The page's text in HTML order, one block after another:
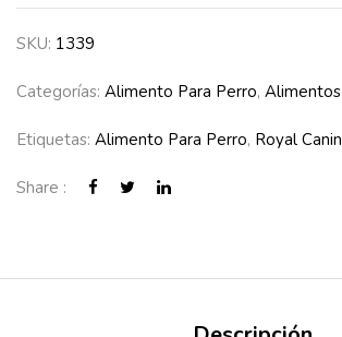
SKU: 1339
Categorías: Alimento Para Perro, Alimentos
Etiquetas: Alimento Para Perro, Royal Canin
Share :